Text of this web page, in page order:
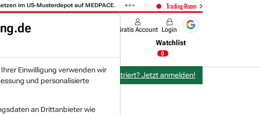
Trading-Room
US-Musterdepot auf MEDPACE. 06.08. 14:58 AMAZON (i) hat zwei Tage
Gratis Account Login
Watchlist
0
Bereits bei TraderFox registriert? Jetzt anmelden!
Einwilligung verwenden wir
und personalisierte
an Drittanbieter wie